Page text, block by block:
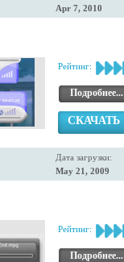
Apr 7, 2010
Рейтинг:
Подробнее...
СКАЧАТЬ
Дата загрузки:
May 21, 2009
Рейтинг:
Подробнее...